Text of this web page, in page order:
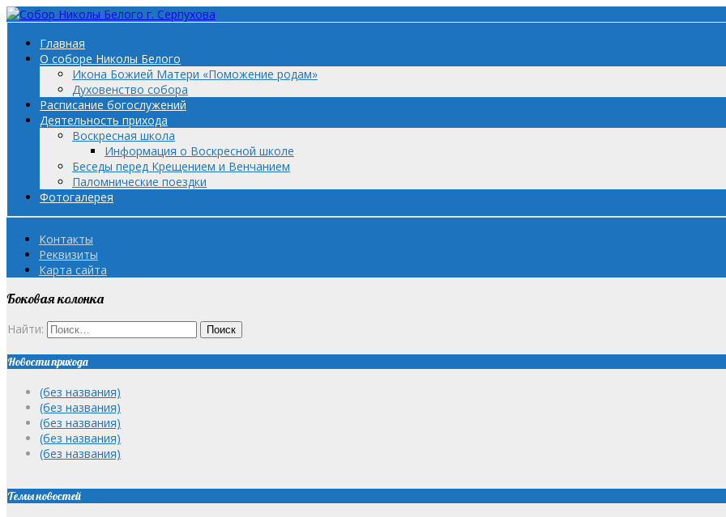
Главная
О соборе Николы Белого
Икона Божией Матери «Поможение родам»
Духовенство собора
Расписание богослужений
Деятельность прихода
Воскресная школа
Информация о Воскресной школе
Беседы перед Крещением и Венчанием
Паломнические поездки
Фотогалерея
Контакты
Реквизиты
Карта сайта
Боковая колонка
Найти:
Новости прихода
(без названия)
(без названия)
(без названия)
(без названия)
(без названия)
Темы новостей